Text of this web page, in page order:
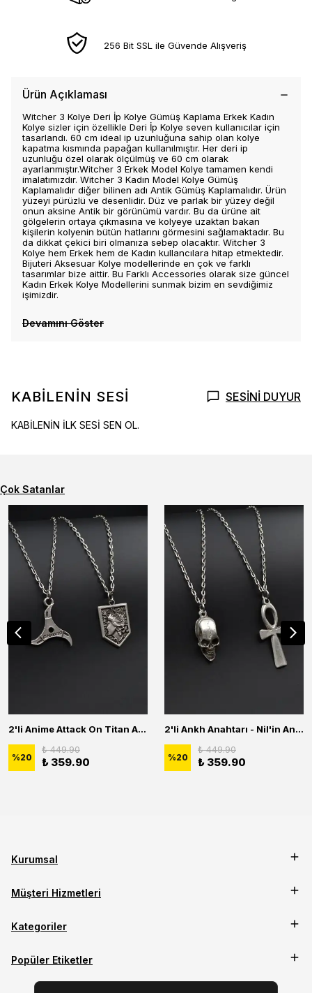
256 Bit SSL ile Güvende Alışveriş
Ürün Açıklaması
Witcher 3 Kolye Deri İp Kolye Gümüş Kaplama Erkek Kadın
Kolye sizler için özellikle Deri İp Kolye seven kullanıcılar için
tasarlandı. 60 cm ideal ip uzunluğuna sahip olan kolye
kapatma kısmında papağan kullanılmıştır. Her deri ip
uzunluğu özel olarak ölçülmüş ve 60 cm olarak
ayarlanmıştır.Witcher 3 Erkek Model Kolye tamamen kendi
imalatımızdır. Witcher 3 Kadın Model Kolye Gümüş
Kaplamalıdır diğer bilinen adı Antik Gümüş Kaplamalıdır. Ürün
yüzeyi pürüzlü ve desenlidir. Düz ve parlak bir yüzey değil
onun aksine Antik bir görünümü vardır. Bu da ürüne ait
gölgelerin ortaya çıkmasına ve kolyeye uzaktan bakan
kişilerin kolyenin bütün hatlarını görmesini sağlamaktadır. Bu
da dikkat çekici biri olmanıza sebep olacaktır. Witcher 3
Kolye hem Erkek hem de Kadın kullancılara hitap etmektedir.
Bijuteri Aksesuar Kolye modellerinde en çok ve farklı
tasarımlar bize aittir. Bu Farklı Accessories olarak size güncel
Kadın Erkek Kolye Modellerini sunmak bizim en sevdiğimiz
işimizdir.
Devamını Göster
KABİLENİN SESİ SESİNİ DUYUR
KABİLENİN İLK SESİ SEN OL.
Çok Satanlar
2'li Anime Attack On Titan Acrylic Maria Anime Naruto Erkek Kadın Kolye Seti
%20
₺ 449.90
₺ 359.90
2'li Ankh Anahtarı - Nil'in Anahtarı - Kuru Kafa Erkek Kadın Kolye Seti
%20
₺ 449.90
₺ 359.90
Kurumsal
Müşteri Hizmetleri
Kategoriler
Popüler Etiketler